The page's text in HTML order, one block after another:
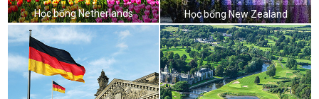
Học bổng Netherlands Học bổng New Zealand